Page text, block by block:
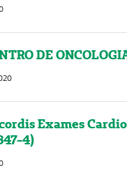
DE
Exames
4)